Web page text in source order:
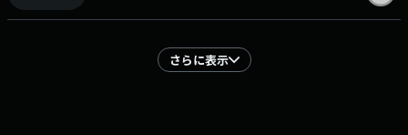
さらに表示